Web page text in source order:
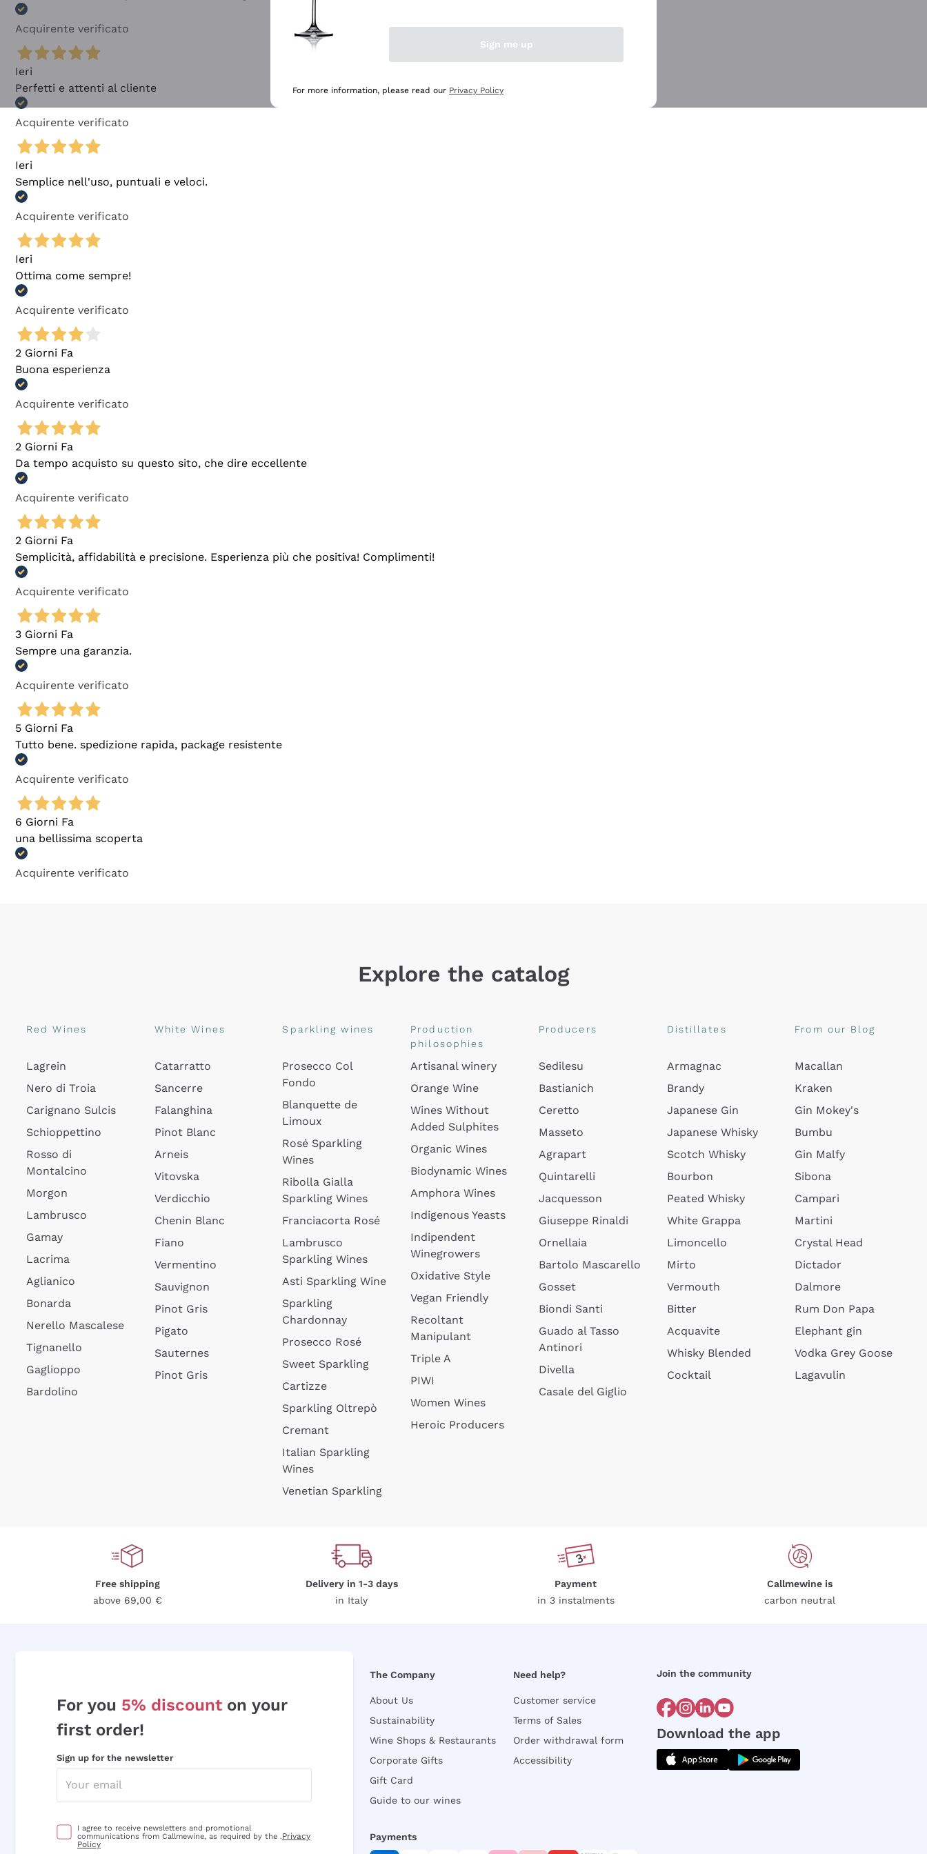
Acquirente verificato
Ieri
Perfetti e attenti al cliente
Acquirente verificato
Ieri
Semplice nell'uso, puntuali e veloci.
Acquirente verificato
Ieri
Ottima come sempre!
Acquirente verificato
2 Giorni Fa
Buona esperienza
Acquirente verificato
2 Giorni Fa
Da tempo acquisto su questo sito, che dire eccellente
Acquirente verificato
2 Giorni Fa
Semplicità, affidabilità e precisione. Esperienza più che positiva! Complimenti!
Acquirente verificato
3 Giorni Fa
Sempre una garanzia.
Acquirente verificato
5 Giorni Fa
Tutto bene. spedizione rapida, package resistente
Acquirente verificato
6 Giorni Fa
una bellissima scoperta
Acquirente verificato
Explore the catalog
Red Wines
Lagrein
Nero di Troia
Carignano Sulcis
Schioppettino
Rosso di
Montalcino
Morgon
Lambrusco
Gamay
Lacrima
Aglianico
Bonarda
Nerello Mascalese
Tignanello
Gaglioppo
Bardolino
White Wines
Catarratto
Sancerre
Falanghina
Pinot Blanc
Arneis
Vitovska
Verdicchio
Chenin Blanc
Fiano
Vermentino
Sauvignon
Pinot Gris
Pigato
Sauternes
Pinot Gris
Sparkling wines
Prosecco Col
Fondo
Blanquette de
Limoux
Rosé Sparkling
Wines
Ribolla Gialla
Sparkling Wines
Franciacorta Rosé
Lambrusco
Sparkling Wines
Asti Sparkling Wine
Sparkling
Chardonnay
Prosecco Rosé
Sweet Sparkling
Cartizze
Sparkling Oltrepò
Cremant
Italian Sparkling
Wines
Venetian Sparkling
Production
philosophies
Artisanal winery
Orange Wine
Wines Without
Added Sulphites
Organic Wines
Biodynamic Wines
Amphora Wines
Indigenous Yeasts
Indipendent
Winegrowers
Oxidative Style
Vegan Friendly
Recoltant
Manipulant
Triple A
PIWI
Women Wines
Heroic Producers
Producers
Sedilesu
Bastianich
Ceretto
Masseto
Agrapart
Quintarelli
Jacquesson
Giuseppe Rinaldi
Ornellaia
Bartolo Mascarello
Gosset
Biondi Santi
Guado al Tasso
Antinori
Divella
Casale del Giglio
Distillates
Armagnac
Brandy
Japanese Gin
Japanese Whisky
Scotch Whisky
Bourbon
Peated Whisky
White Grappa
Limoncello
Mirto
Vermouth
Bitter
Acquavite
Whisky Blended
Cocktail
From our Blog
Macallan
Kraken
Gin Mokey's
Bumbu
Gin Malfy
Sibona
Campari
Martini
Crystal Head
Dictador
Dalmore
Rum Don Papa
Elephant gin
Vodka Grey Goose
Lagavulin
Free shipping
above 69,00 €
Delivery in 1-3 days
in Italy
Payment
in 3 instalments
Callmewine is
carbon neutral
For you 5% discount on your
first order!
Sign up for the newsletter
I agree to receive newsletters and promotional
communications from Callmewine, as required by the .Privacy
Policy
The Company
About Us
Sustainability
Wine Shops & Restaurants
Corporate Gifts
Gift Card
Guide to our wines
Need help?
Customer service
Terms of Sales
Order withdrawal form
Accessibility
Join the community
Download the app
Payments
Sign me up
For more information, please read our Privacy Policy